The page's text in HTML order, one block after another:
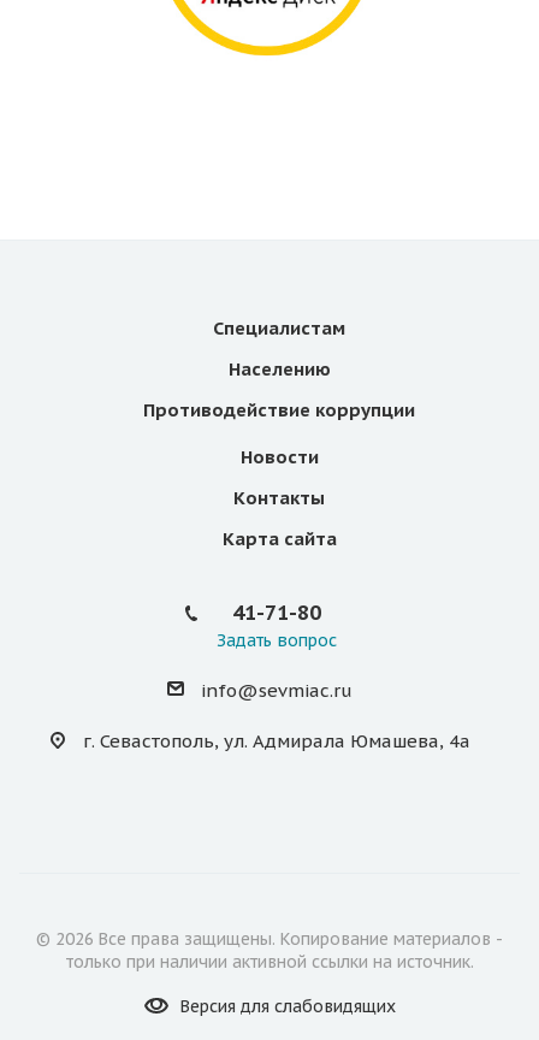
Специалистам
Населению
Противодействие коррупции
Новости
Контакты
Карта сайта
41-71-80
Задать вопрос
info@sevmiac.ru
г. Севастополь, ул. Адмирала Юмашева, 4а
© 2026 Все права защищены. Копирование материалов -
только при наличии активной ссылки на источник.
Версия для слабовидящих